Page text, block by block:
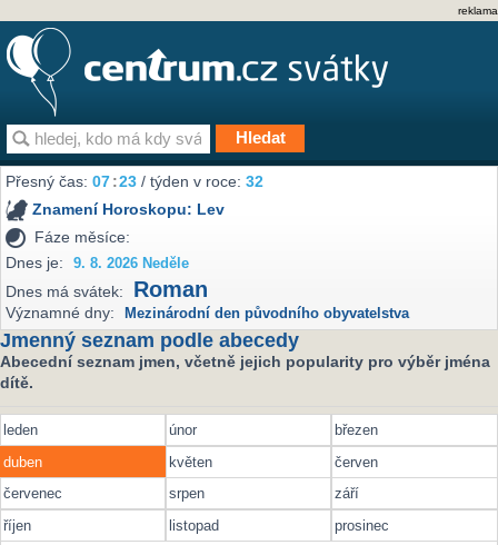
reklama
Přesný čas:07:23 / týden v roce:32
Znamení Horoskopu: Lev
Fáze měsíce:
Dnes je:
9. 8. 2026 Neděle
Dnes má svátek: Roman
Významné dny: Mezinárodní den původního obyvatelstva
Jmenný seznam podle abecedy
Abecední seznam jmen, včetně jejich popularity pro výběr jména
dítě.
leden únor
březen
duben
květen
červen
červenec
srpen
září
říjen
listopad prosinec